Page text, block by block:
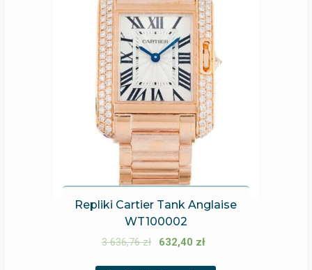
Repliki Cartier Tank Anglaise
WT100002
3 636,76zł 632,40 zł